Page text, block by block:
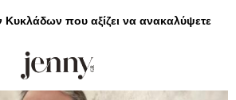
που αξίζει να ανακαλύψετε